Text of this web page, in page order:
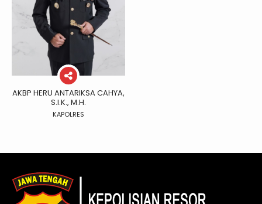
AKBP HERU ANTARIKSA CAHYA,
S.I.K., M.H.
KAPOLRES